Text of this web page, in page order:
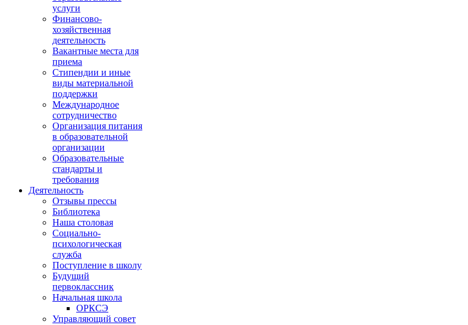
услуги
Финансово-
хозяйственная
деятельность
Вакантные места для
приема
Стипендии и иные
виды материальной
поддержки
Международное
сотрудничество
Организация питания
в образовательной
организации
Образовательные
стандарты и
требования
Деятельность
Отзывы прессы
Библиотека
Наша столовая
Социально-
психологическая
служба
Поступление в школу
Будущий
первоклассник
Начальная школа
ОРКСЭ
Управляющий совет